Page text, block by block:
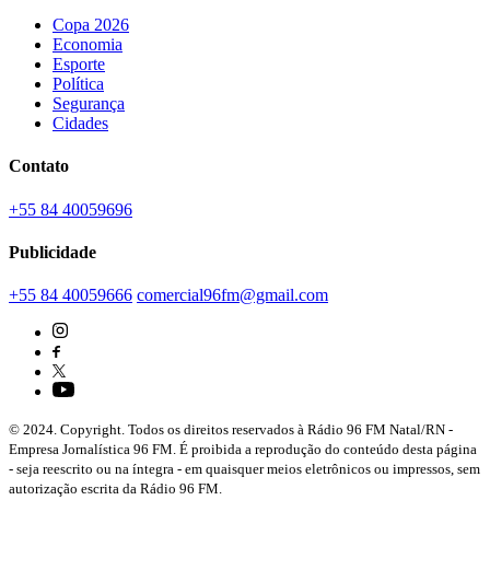
Copa 2026
Economia
Esporte
Política
Segurança
Cidades
Contato
+55 84 40059696
Publicidade
+55 84 40059666 comercial96fm@gmail.com
© 2024. Copyright. Todos os direitos reservados à Rádio 96 FM Natal/RN -
Empresa Jornalística 96 FM. É proibida a reprodução do conteúdo desta página
- seja reescrito ou na íntegra - em quaisquer meios eletrônicos ou impressos, sem
autorização escrita da Rádio 96 FM.